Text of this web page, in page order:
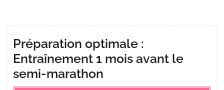
Préparation optimale :
Entraînement 1 mois avant le
semi-marathon